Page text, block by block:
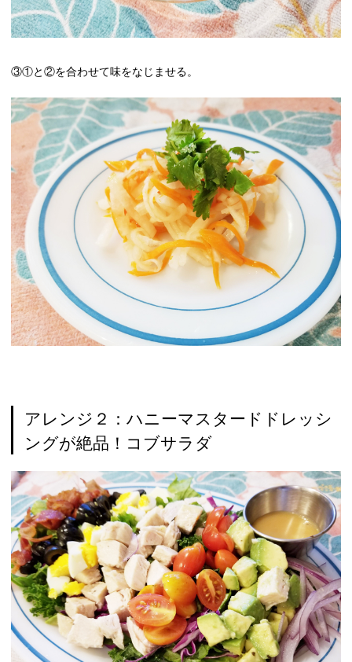
③①と②を合わせて味をなじませる。
アレンジ２：ハニーマスタードドレッシ
ングが絶品！コブサラダ